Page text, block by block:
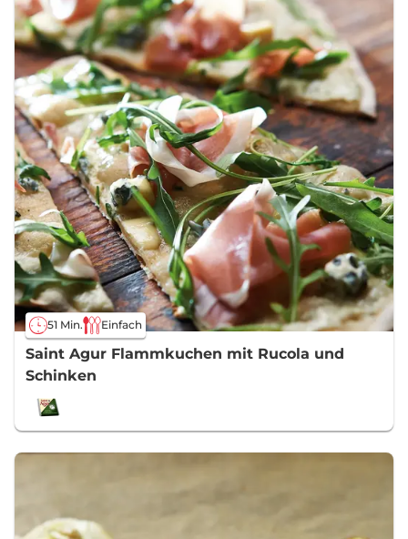
51 Min. Einfach
Saint Agur Flammkuchen mit Rucola und
Schinken